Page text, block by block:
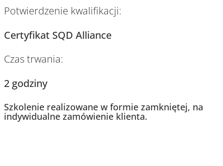
Potwierdzenie kwalifikacji:
Certyfikat SQD Alliance
Czas trwania:
2 godziny
Szkolenie realizowane w formie zamkniętej, na
indywidualne zamówienie klienta.